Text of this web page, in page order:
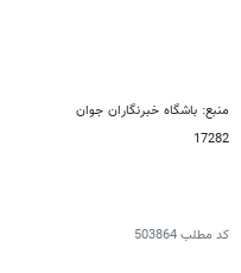
منبع: باشگاه خبرنگاران جوان
17282
کد مطلب503864